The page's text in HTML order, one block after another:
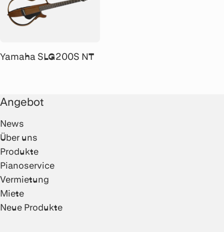
Yamaha SLG200S NT
Angebot
News
Über uns
Produkte
Pianoservice
Vermietung
Miete
Neue Produkte